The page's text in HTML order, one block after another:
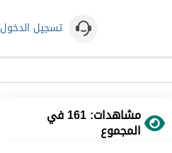
تسجيل الدخول
مشاهدات: 161 في
المجموع